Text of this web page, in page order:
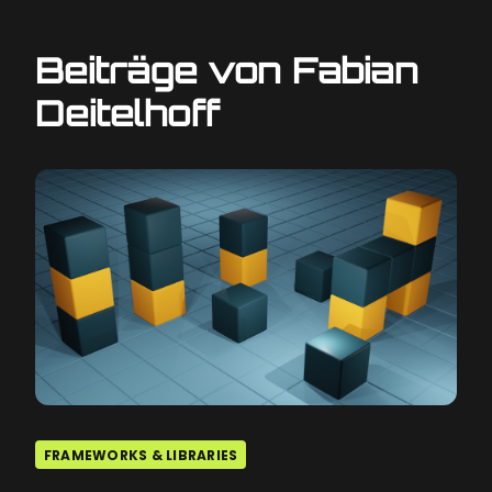
Beiträge von Fabian
Deitelhoff
FRAMEWORKS & LIBRARIES